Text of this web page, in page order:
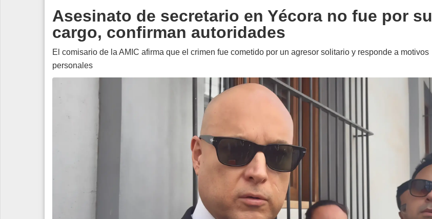
Edición Impresa
Asesinato de secretario en Yécora no fue por su
cargo, confirman autoridades
El comisario de la AMIC afirma que el crimen fue cometido por un agresor solitario y responde a motivos
personales